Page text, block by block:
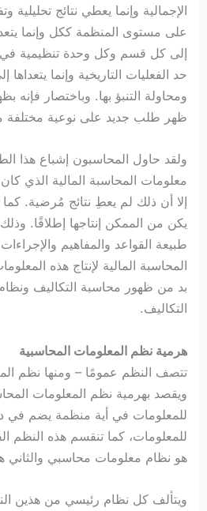
الإجمالية وإنما يعطي نتائج تحليلية
على مستوى المنظمة ككل وإنما
إلى كل قسم وكل وحدة تنظيمية في
حد الفعليات التاريخية وإنما يتعداها
ومحاولة التنبؤ بها. وباختصار فإنه
ظهر طلب جديد على نوعية مختلفة
ولقد حاول المحاسبون إشباع هذا
معلومات المحاسبة المالية الذي
إلا أن ذلك لم يعطِ نتائج مُرضية.
يكن من الممكن إنتاجها إطلاقًا.
طبيعة القواعد والمفاهيم
المحاسبة المالية لإنتاج هذه
بد من ظهور محاسبة التكاليف
التكاليف.
هرمية نظم المعلومات المحاسبية
تتصف النظم عمومًا – ومنها نظم
ويقصد بهرمية نظم المعلومات
للمعلومات في أية منظمة يضم في
للمعلومات، كما تنقسم هذه النظم
هو نظام معلومات محاسبي والثاني
ويتألف كل نظام رئيسي من هذين